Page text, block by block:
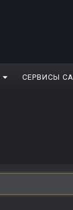
СЕРВИСЫ